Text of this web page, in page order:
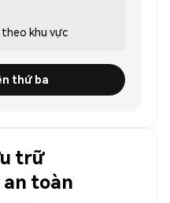
theo khu vực
thứ ba
trữ
toàn